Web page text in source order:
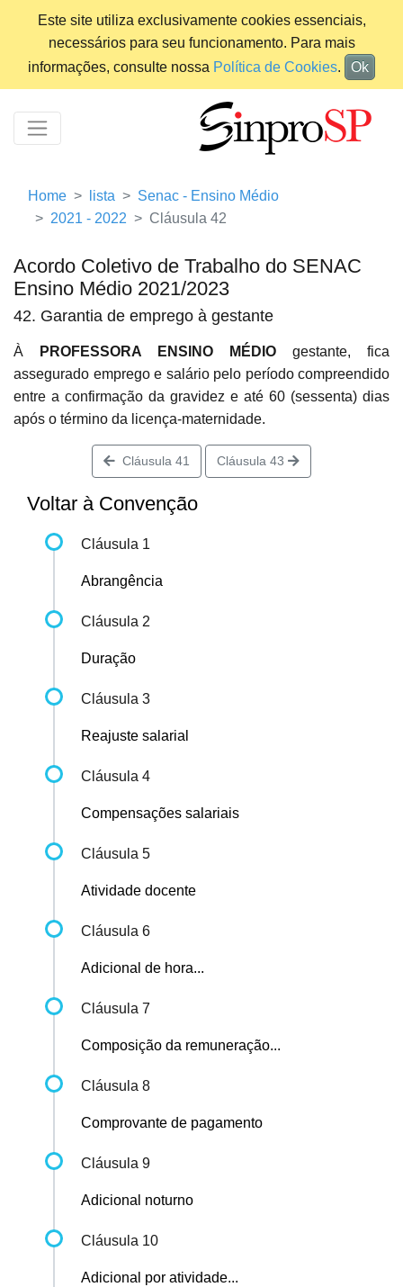
Este site utiliza exclusivamente cookies essenciais,
necessários para seu funcionamento. Para mais
informações, consulte nossa Política de Cookies. Ok
Home lista
Senac - Ensino Médio
2021 - 2022
Cláusula 42
Acordo Coletivo de Trabalho do SENAC
Ensino Médio 2021/2023
42. Garantia de emprego à gestante
À PROFESSORA ENSINO MÉDIO gestante, fica
assegurado emprego e salário pelo período compreendido
entre a confirmação da gravidez e até 60 (sessenta) dias
após o término da licença-maternidade.
Cláusula 41 Cláusula 43
Voltar à Convenção
Cláusula 1
Abrangência
Cláusula 2
Duração
Cláusula 3
Reajuste salarial
Cláusula 4
Compensações salariais
Cláusula 5
Atividade docente
Cláusula 6
Adicional de hora...
Cláusula 7
Composição da remuneração...
Cláusula 8
Comprovante de pagamento
Cláusula 9
Adicional noturno
Cláusula 10
Adicional por atividade...